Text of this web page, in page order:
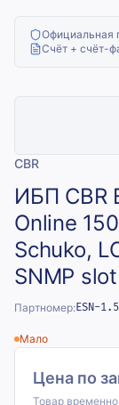
Официальная
Счёт + счёт-
CBR
ИБП CBR
Online
Schuko,
SNMP slot
Партномер:ESN-
Мало
Цена по
Товар